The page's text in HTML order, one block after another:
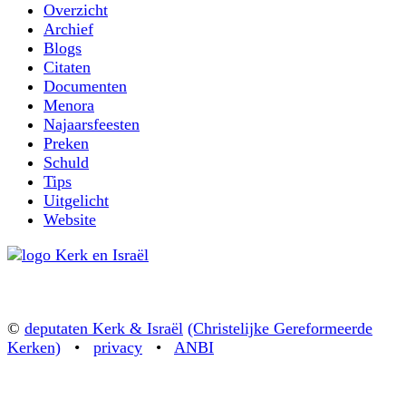
Overzicht
Archief
Blogs
Citaten
Documenten
Menora
Najaarsfeesten
Preken
Schuld
Tips
Uitgelicht
Website
© deputaten Kerk & Israël (Christelijke Gereformeerde
Kerken) • privacy • ANBI